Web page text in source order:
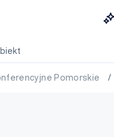
Pomorskie /